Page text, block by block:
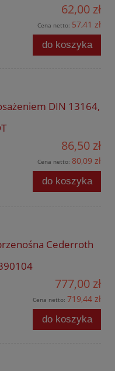
62,00 zł
Cena netto: 57,41 zł
do koszyka
DIN 13164,
86,50 zł
Cena netto: 80,09 zł
do koszyka
Cederroth
777,00 zł
Cena netto: 719,44 zł
do koszyka